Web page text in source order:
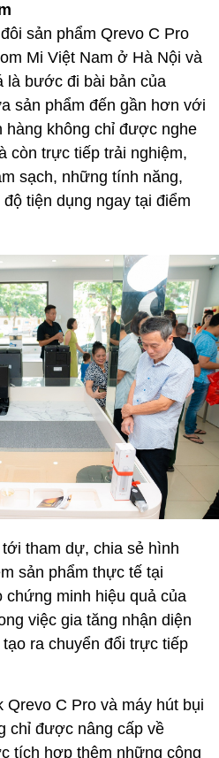
sản phẩm Qrevo C Pro
Mi Việt Nam ở Hà Nội và
là bước đi bài bản của
sản phẩm đến gần hơn với
hàng không chỉ được nghe
còn trực tiếp trải nghiệm,
sạch, những tính năng,
tiện dụng ngay tại điểm
tham dự, chia sẻ hình
sản phẩm thực tế tại
chứng minh hiệu quả của
việc gia tăng nhận diện
ra chuyển đổi trực tiếp
Qrevo C Pro và máy hút bụi
chỉ được nâng cấp về
tích hợp thêm những công